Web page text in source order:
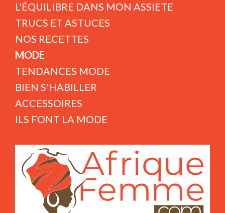
L'ÉQUILIBRE DANS MON ASSIETE
TRUCS ET ASTUCES
NOS RECETTES
MODE
TENDANCES MODE
BIEN S'HABILLER
ACCESSOIRES
ILS FONT LA MODE